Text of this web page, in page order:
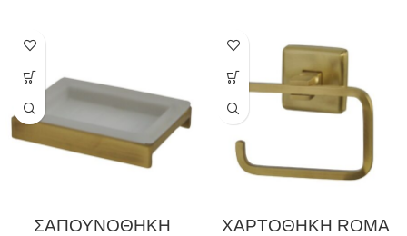
ΣΑΠΟΥΝΟΘΗΚΗ
ΧΑΡΤΟΘΗΚΗ ROMA